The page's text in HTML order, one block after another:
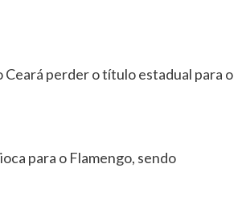
perder o título estadual para o
para o Flamengo, sendo